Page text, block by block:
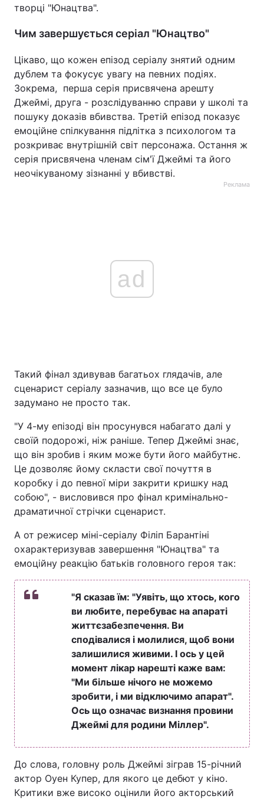
творці "Юнацтва".
Чим завершується серіал "Юнацтво"
Цікаво, що кожен епізод серіалу знятий одним
дублем та фокусує увагу на певних подіях.
Зокрема, перша серія присвячена арешту
Джеймі, друга - розслідуванню справи у школі та
пошуку доказів вбивства. Третій епізод показує
емоційне спілкування підлітка з психологом та
розкриває внутрішній світ персонажа. Остання ж
серія присвячена членам сім'ї Джеймі та його
неочікуваному зізнанні у вбивстві.
Реклама
ad
Такий фінал здивував багатьох глядачів, але
сценарист серіалу зазначив, що все це було
задумано не просто так.
"У 4-му епізоді він просунувся набагато далі у
своїй подорожі, ніж раніше. Тепер Джеймі знає,
що він зробив і яким може бути його майбутнє.
Це дозволяє йому скласти свої почуття в
коробку і до певної міри закрити кришку над
собою", - висловився про фінал кримінально-
драматичної стрічки сценарист.
А от режисер міні-серіалу Філіп Барантіні
охарактеризував завершення "Юнацтва" та
емоційну реакцію батьків головного героя так:
"Я сказав їм: "Уявіть, що хтось, кого
ви любите, перебуває на апараті
життєзабезпечення. Ви
сподівалися і молилися, щоб вони
залишилися живими. І ось у цей
момент лікар нарешті каже вам:
"Ми більше нічого не можемо
зробити, і ми відключимо апарат".
Ось що означає визнання провини
Джеймі для родини Міллер".
До слова, головну роль Джеймі зіграв 15-річний
актор Оуен Купер, для якого це дебют у кіно.
Критики вже високо оцінили його акторський